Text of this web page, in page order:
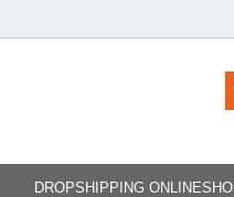
DROPSHIPPING